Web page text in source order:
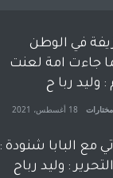
في الوطن
جاءت امة لعنت
وليد ربا ح
مختارات 18 أغسطس، 2021
مع البابا شنودة :
: وليد رباح